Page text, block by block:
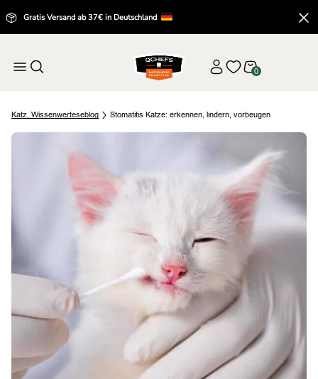
Gratis Versand ab 37€ in Deutschland
0
Katz, Wissenwerteseblog Stomatitis Katze: erkennen, lindern, vorbeugen